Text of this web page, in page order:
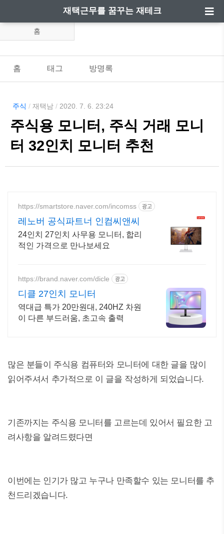
재택근무를 꿈꾸는 재테크
홈
홈 태그 방명록
주식 / 재택남 / 2020. 7. 6. 23:24
주식용 모니터, 주식 거래 모니
터 32인치 모니터 추천
https://smartstore.naver.com/incomss 광고
레노버 공식파트너 인컴씨앤씨
24인치 27인치 사무용 모니터, 합리
적인 가격으로 만나보세요
https://brand.naver.com/dicle 광고
디클 27인치 모니터
역대급 특가 20만원대, 240HZ 차원
이 다른 부드러움, 초고속 출력
많은 분들이 주식용 컴퓨터와 모니터에 대한 글을 많이
읽어주셔서 추가적으로 이 글을 작성하게 되었습니다.
기존까지는 주식용 모니터를 고르는데 있어서 필요한 고
려사항을 알려드렸다면
이번에는 인기가 많고 누구나 만족할수 있는 모니터를 추
천드리겠습니다.